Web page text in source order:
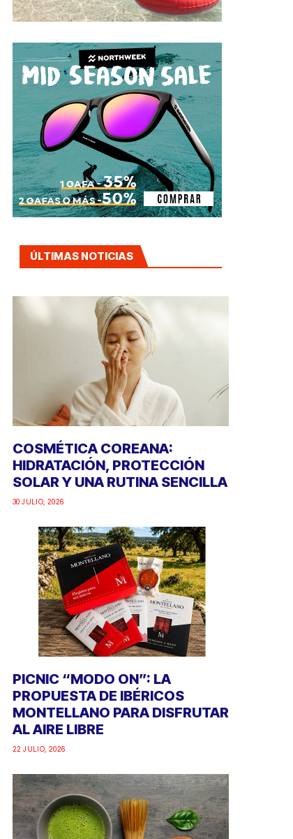
ÚLTIMAS NOTICIAS
COSMÉTICA COREANA:
HIDRATACIÓN, PROTECCIÓN
SOLAR Y UNA RUTINA SENCILLA
30 JULIO, 2026
PICNIC “MODO ON”: LA
PROPUESTA DE IBÉRICOS
MONTELLANO PARA DISFRUTAR
AL AIRE LIBRE
22 JULIO, 2026